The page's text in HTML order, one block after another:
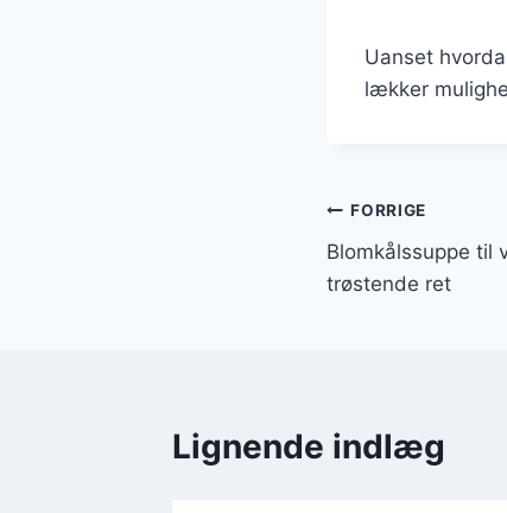
Uanset
lækker
FORRIGE
Blomkålssuppe til
trøstende ret
Lignende indlæg